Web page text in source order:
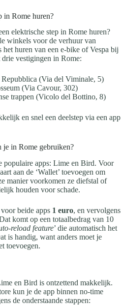
in Rome huren?
elektrische step in Rome huren?
winkels voor de verhuur van
het huren van een e-bike of Vespa bij
vestigingen in Rome:
Repubblica (Via del Viminale, 5)
(Via Cavour, 302)
trappen (Vicolo del Bottino, 8)
en snel een deelstep via een app
je in Rome gebruiken?
populaire apps: Lime en Bird. Voor
aan de ‘Wallet’ toevoegen om
manier voorkomen ze diefstal of
houden voor schade.
beide apps 1 euro, en vervolgens
komt op een totaalbedrag van 10
reload feature’ die automatisch het
is handig, want anders moet je
toevoegen.
en Bird is ontzettend makkelijk.
kun je de app binnen no-time
de onderstaande stappen: